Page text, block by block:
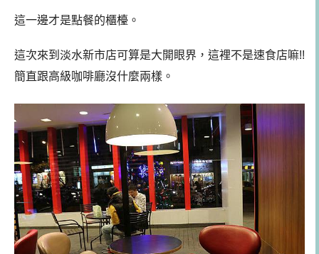
這一邊才是點餐的櫃檯。
這次來到淡水新市店可算是大開眼界，這裡不是速食店嘛!!
簡直跟高級咖啡廳沒什麼兩樣。